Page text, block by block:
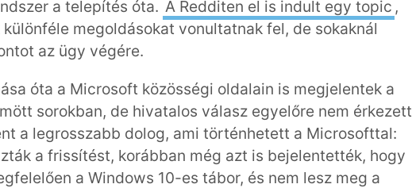
a telepítés óta. A Redditen el is indult egy topic ,
megoldásokat vonultatnak fel, de sokaknál
az ügy végére.
óta a Microsoft közösségi oldalain is megjelentek a
sorokban, de hivatalos válasz egyelőre nem érkezett
a legrosszabb dolog, ami történhetett a Microsofttal:
a frissítést, korábban még azt is bejelentették, hogy
a Windows 10-es tábor, és nem lesz meg a